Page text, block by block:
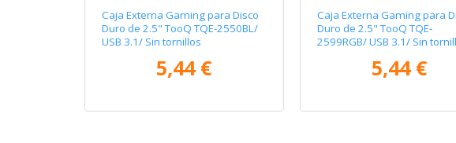
Caja Externa Gaming para Disco
Duro de 2.5" TooQ TQE-2550BL/
USB 3.1/ Sin tornillos
5,44 €
Caja Externa Gaming para
Duro de 2.5" TooQ TQE-
2599RGB/ USB 3.1/ Sin
5,44 €